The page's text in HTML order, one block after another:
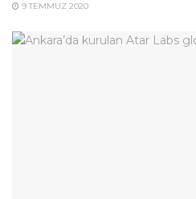
9 TEMMUZ 2020